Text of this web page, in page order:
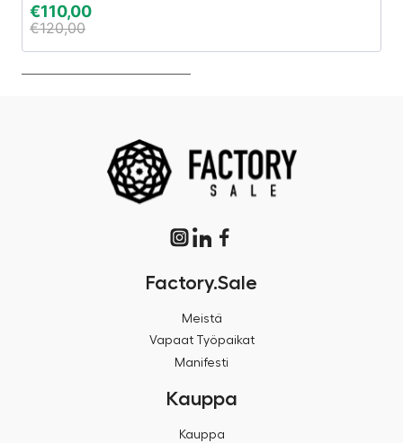
€110,00
€120,00
Factory.Sale
Meistä
Vapaat Työpaikat
Manifesti
Kauppa
Kauppa